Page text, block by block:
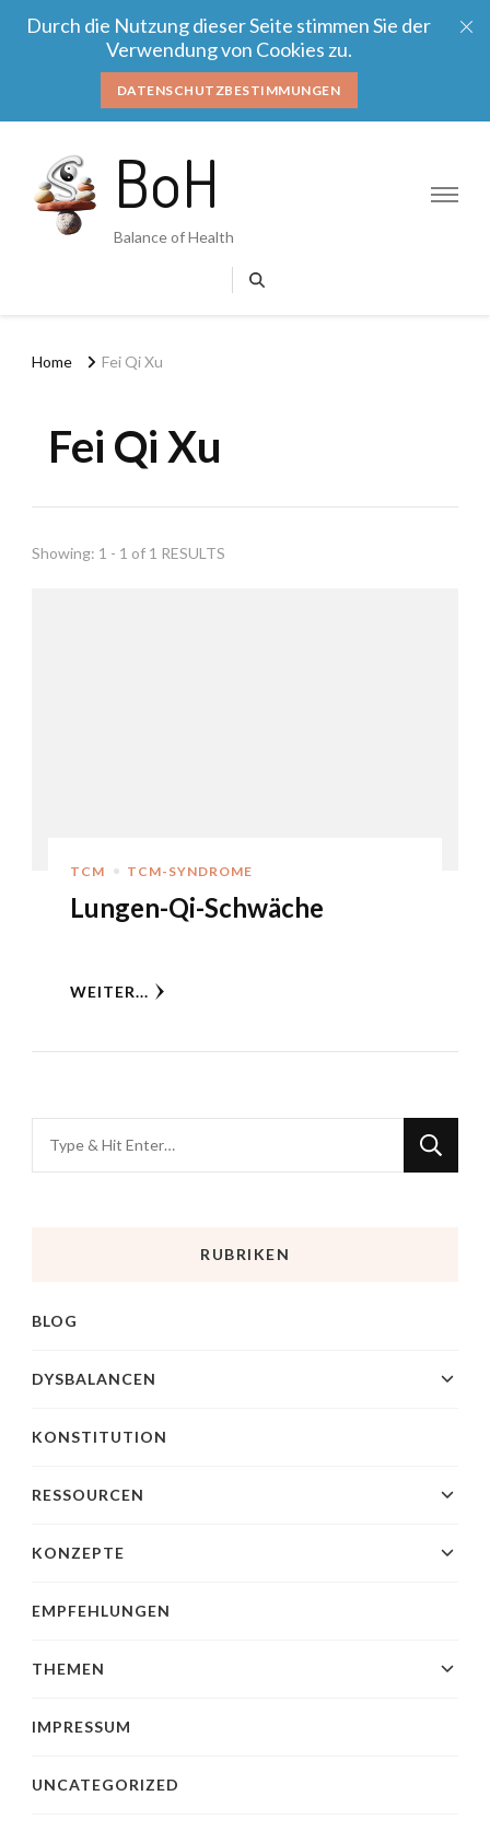
Durch die Nutzung dieser Seite stimmen Sie der
Verwendung von Cookies zu.
DATENSCHUTZBESTIMMUNGEN
BoH
Balance of Health
Home Fei Qi Xu
Fei Qi Xu
Showing: 1 - 1 of 1 RESULTS
TCM TCM-SYNDROME
Lungen-Qi-Schwäche
WEITER...
RUBRIKEN
BLOG
DYSBALANCEN
KONSTITUTION
RESSOURCEN
KONZEPTE
EMPFEHLUNGEN
THEMEN
IMPRESSUM
UNCATEGORIZED